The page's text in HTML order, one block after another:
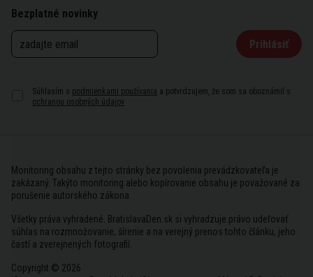
Bezplatné novinky
Prihlásiť
Súhlasím s podmienkami používania a potvrdzujem, že som sa oboznámil s
ochranou osobných údajov
Monitoring obsahu z tejto stránky bez povolenia prevádzkovateľa je
zakázaný. Takýto monitoring alebo kopírovanie obsahu je považované za
porušenie autorského zákona.
Všetky práva vyhradené. BratislavaDen.sk si vyhradzuje právo udeľovať
súhlas na rozmnožovanie, šírenie a na verejný prenos tohto článku, jeho
častí a zverejnených fotografií.
Copyright © 2026